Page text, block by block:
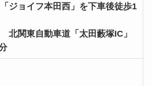
イフ本田西」を下車後徒歩1
北関東自動車道「太田藪塚IC」